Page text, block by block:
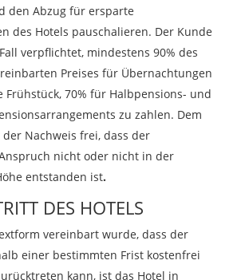
den Abzug für ersparte
des Hotels pauschalieren. Der Kunde
verpflichtet, mindestens 90% des
Preises für Übernachtungen
Frühstück, 70% für Halbpensions- und
zu zahlen. Dem
Nachweis frei, dass der
nicht oder nicht in der
entstanden ist.
DES HOTELS
vereinbart wurde, dass der
einer bestimmten Frist kostenfrei
kann, ist das Hotel in